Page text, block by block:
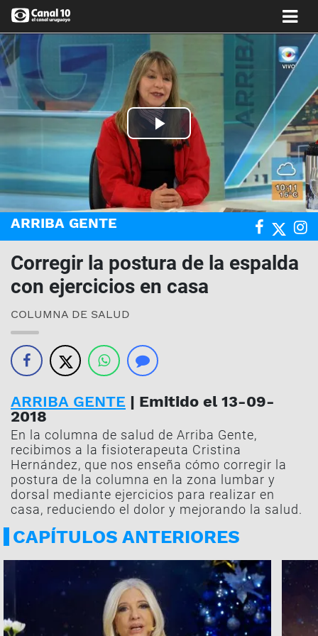
Play
Video
ARRIBA GENTE
Corregir la postura de la espalda
con ejercicios en casa
COLUMNA DE SALUD
ARRIBA GENTE | Emitido el 13-09-
2018
En la columna de salud de Arriba Gente,
recibimos a la fisioterapeuta Cristina
Hernández, que nos enseña cómo corregir la
postura de la columna en la zona lumbar y
dorsal mediante ejercicios para realizar en
casa, reduciendo el dolor y mejorando la salud.
CAPÍTULOS ANTERIORES